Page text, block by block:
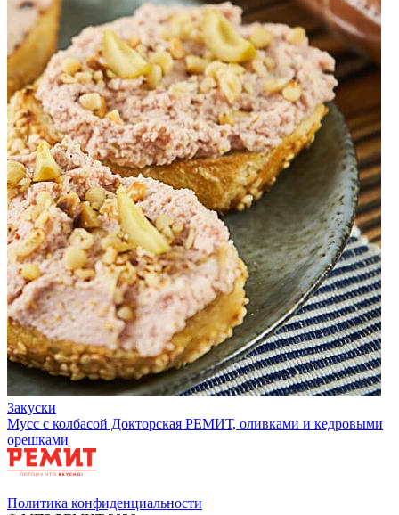
Закуски
Мусс с колбасой Докторская РЕМИТ, оливками и кедровыми
орешками
Политика конфиденциальности